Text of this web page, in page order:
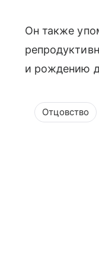
Он также
и рождению
Отцовство